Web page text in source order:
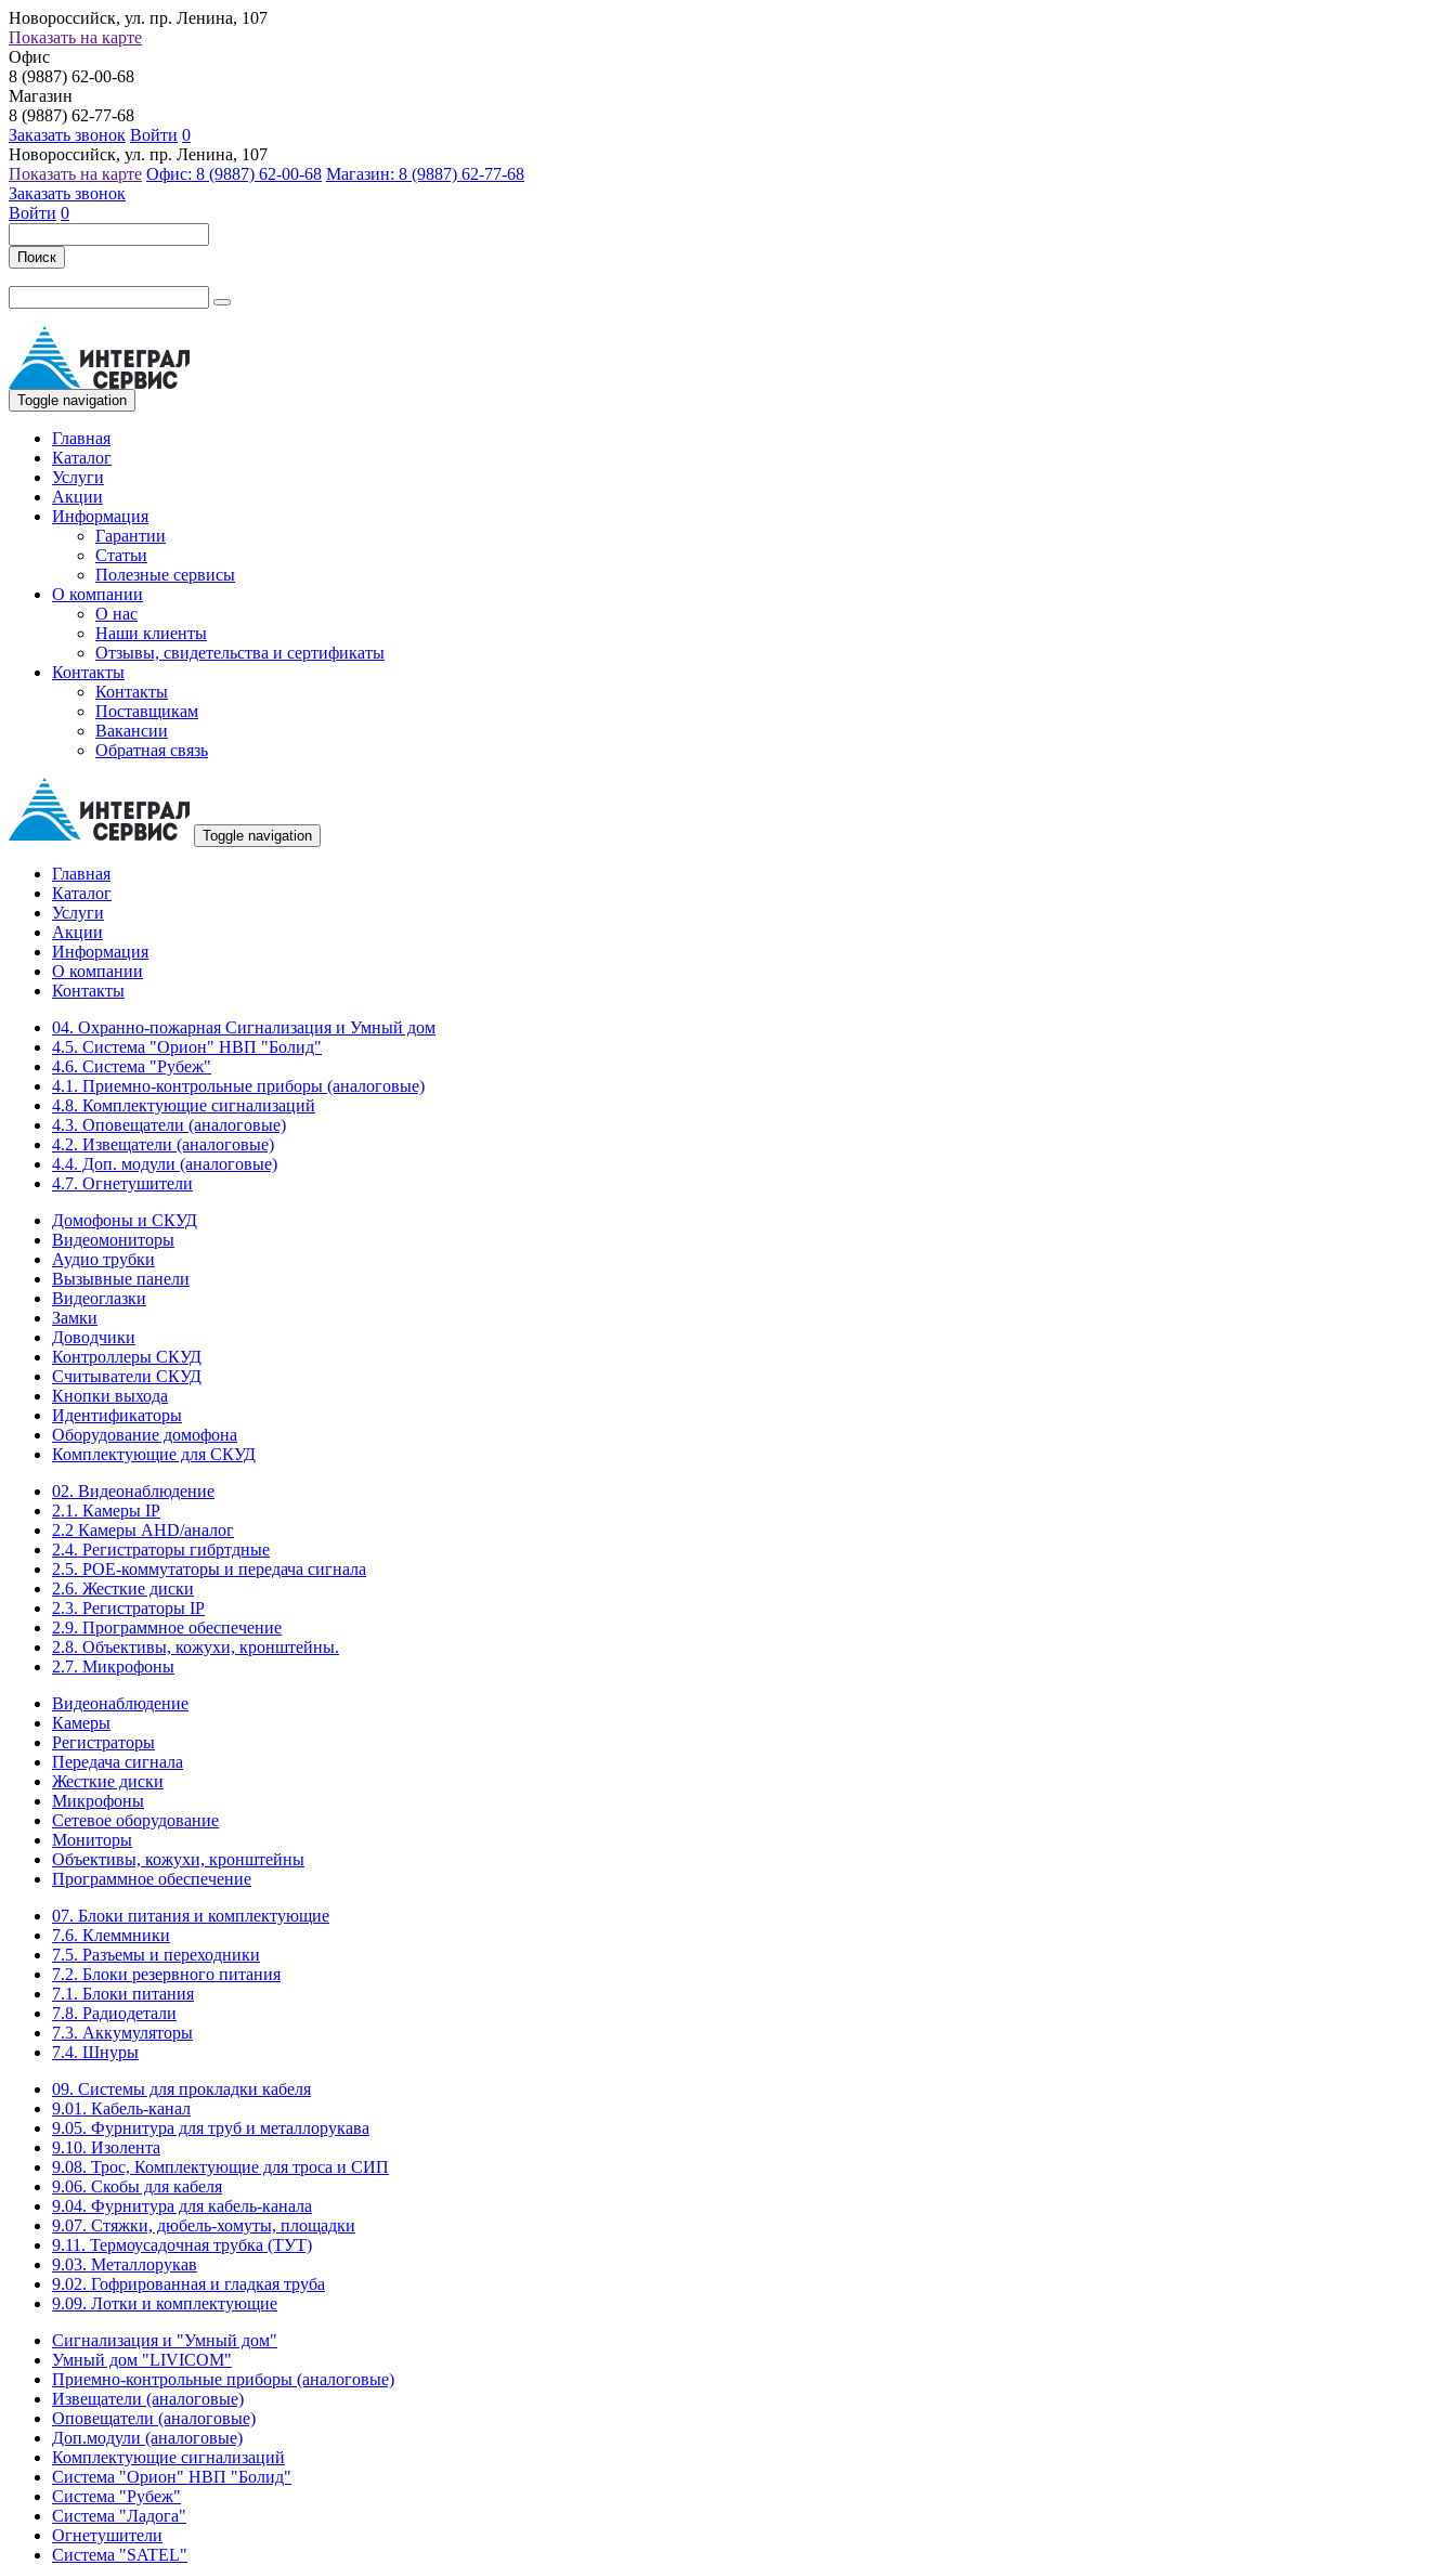
Новороссийск, ул. пр. Ленина, 107
Показать на карте
Офис
8 (9887) 62-00-68
Магазин
8 (9887) 62-77-68
Заказать звонок Войти 0
Новороссийск, ул. пр. Ленина, 107
Показать на карте Офис: 8 (9887) 62-00-68 Магазин: 8 (9887) 62-77-68
Заказать звонок
Войти 0
Поиск
Toggle navigation
Главная
Каталог
Услуги
Акции
Информация
Гарантии
Статьи
Полезные сервисы
О компании
О нас
Наши клиенты
Отзывы, свидетельства и сертификаты
Контакты
Контакты
Поставщикам
Вакансии
Обратная связь
Toggle navigation
Главная
Каталог
Услуги
Акции
Информация
О компании
Контакты
04. Охранно-пожарная Сигнализация и Умный дом
4.5. Система "Орион" НВП "Болид"
4.6. Система "Рубеж"
4.1. Приемно-контрольные приборы (аналоговые)
4.8. Комплектующие сигнализаций
4.3. Оповещатели (аналоговые)
4.2. Извещатели (аналоговые)
4.4. Доп. модули (аналоговые)
4.7. Огнетушители
Домофоны и СКУД
Видеомониторы
Аудио трубки
Вызывные панели
Видеоглазки
Замки
Доводчики
Контроллеры СКУД
Считыватели СКУД
Кнопки выхода
Идентификаторы
Оборудование домофона
Комплектующие для СКУД
02. Видеонаблюдение
2.1. Камеры IP
2.2 Камеры AHD/аналог
2.4. Регистраторы гибртдные
2.5. РОЕ-коммутаторы и передача сигнала
2.6. Жесткие диски
2.3. Регистраторы IP
2.9. Программное обеспечение
2.8. Объективы, кожухи, кронштейны.
2.7. Микрофоны
Видеонаблюдение
Камеры
Регистраторы
Передача сигнала
Жесткие диски
Микрофоны
Сетевое оборудование
Мониторы
Объективы, кожухи, кронштейны
Программное обеспечение
07. Блоки питания и комплектующие
7.6. Клеммники
7.5. Разъемы и переходники
7.2. Блоки резервного питания
7.1. Блоки питания
7.8. Радиодетали
7.3. Аккумуляторы
7.4. Шнуры
09. Системы для прокладки кабеля
9.01. Кабель-канал
9.05. Фурнитура для труб и металлорукава
9.10. Изолента
9.08. Трос, Комплектующие для троса и СИП
9.06. Скобы для кабеля
9.04. Фурнитура для кабель-канала
9.07. Стяжки, дюбель-хомуты, площадки
9.11. Термоусадочная трубка (ТУТ)
9.03. Металлорукав
9.02. Гофрированная и гладкая труба
9.09. Лотки и комплектующие
Сигнализация и "Умный дом"
Умный дом "LIVICOM"
Приемно-контрольные приборы (аналоговые)
Извещатели (аналоговые)
Оповещатели (аналоговые)
Доп.модули (аналоговые)
Комплектующие сигнализаций
Система "Орион" НВП "Болид"
Система "Рубеж"
Система "Ладога"
Огнетушители
Система "SATEL"